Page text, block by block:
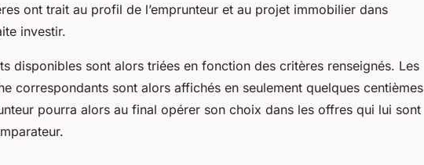
ont trait au profil de l’emprunteur et au projet immobilier dans
investir.
disponibles sont alors triées en fonction des critères renseignés. Les
correspondants sont alors affichés en seulement quelques centièmes
pourra alors au final opérer son choix dans les offres qui lui sont